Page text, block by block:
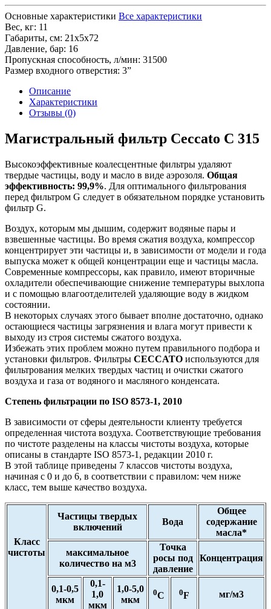
Основные характеристики Все характеристики
Вес, кг: 11
Габариты, см: 21х5х72
Давление, бар: 16
Пропускная способность, л/мин: 31500
Размер входного отверстия: 3”
Описание
Характеристики
Отзывы (0)
Магистральный фильтр Ceccato C 315
Высокоэффективные коалесцентные фильтры удаляют
твердые частицы, воду и масло в виде аэрозоля. Общая
эффективность: 99,9%. Для оптимального фильтрования
перед фильтром G следует в обязательном порядке установить
фильтр G.
Воздух, которым мы дышим, содержит водяные пары и
взвешенные частицы. Во время сжатия воздуха, компрессор
концентрирует эти частицы и, в зависимости от модели и года
выпуска может к общей концентрации еще и частицы масла.
Современные компрессоры, как правило, имеют вторичные
охладители обеспечивающие снижение температуры выхлопа
и с помощью влагоотделителей удаляющие воду в жидком
состоянии.
В некоторых случаях этого бывает вполне достаточно, однако
остающиеся частицы загрязнения и влага могут привести к
выходу из строя системы сжатого воздуха.
Избежать этих проблем можно путем правильного подбора и
установки фильтров. Фильтры CECCATO используются для
фильтрования мелких твердых частиц и очистки сжатого
воздуха и газа от водяного и масляного конденсата.
Степень фильтрации по ISO 8573-1, 2010
В зависимости от сферы деятельности клиенту требуется
определенная чистота воздуха. Соответствующие требования
по чистоте разделены на классы чистоты воздуха, которые
описаны в стандарте ISO 8573-1, редакции 2010 г.
В этой таблице приведены 7 классов чистоты воздуха,
начиная с 0 и до 6, в соответствии с правилом: чем ниже
класс, тем выше качество воздуха.
Класс
чистоты
Частицы твердых
включений
Вода
Общее
содержание
масла*
максимальное
количество на м3
Точка
росы под
давление
Концентрация
0,1-0,5
мкм
0,1-
1,0
мкм
1,0-5,0
мкм
0C 0F мг/м3